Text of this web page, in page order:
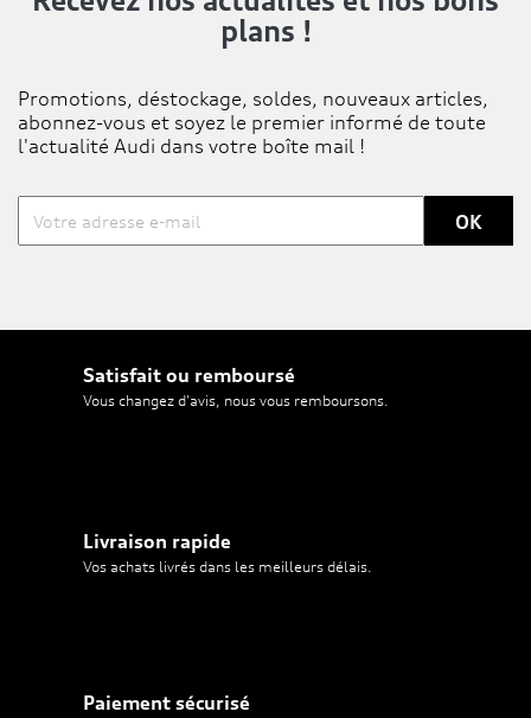
plans !
Promotions, déstockage, soldes, nouveaux articles,
abonnez-vous et soyez le premier informé de toute
l'actualité Audi dans votre boîte mail !
Satisfait ou remboursé
Vous changez d'avis, nous vous remboursons.
Livraison rapide
Vos achats livrés dans les meilleurs délais.
Paiement sécurisé